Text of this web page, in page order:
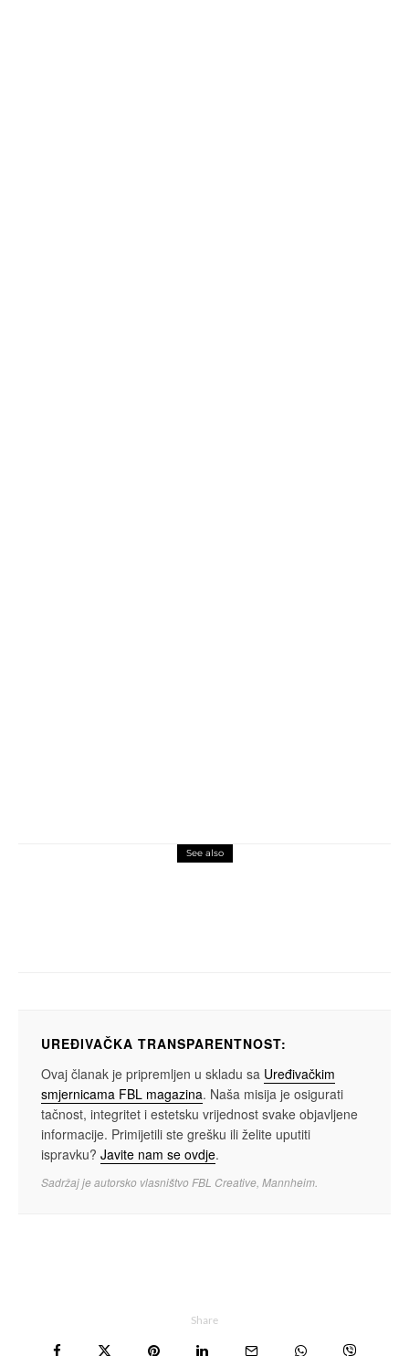
See also
UREĐIVAČKA TRANSPARENTNOST:
Ovaj članak je pripremljen u skladu sa Uređivačkim
smjernicama FBL magazina. Naša misija je osigurati
tačnost, integritet i estetsku vrijednost svake objavljene
informacije. Primijetili ste grešku ili želite uputiti
ispravku? Javite nam se ovdje.
Sadržaj je autorsko vlasništvo FBL Creative, Mannheim.
Share